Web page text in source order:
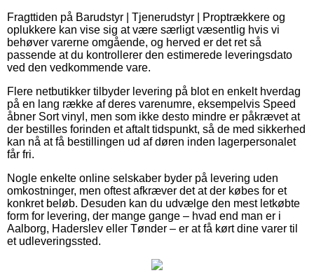
Fragttiden på Barudstyr | Tjenerudstyr | Proptrækkere og
oplukkere kan vise sig at være særligt væsentlig hvis vi
behøver varerne omgående, og herved er det ret så
passende at du kontrollerer den estimerede leveringsdato
ved den vedkommende vare.
Flere netbutikker tilbyder levering på blot en enkelt hverdag
på en lang række af deres varenumre, eksempelvis Speed
åbner Sort vinyl, men som ikke desto mindre er påkrævet at
der bestilles forinden et aftalt tidspunkt, så de med sikkerhed
kan nå at få bestillingen ud af døren inden lagerpersonalet
får fri.
Nogle enkelte online selskaber byder på levering uden
omkostninger, men oftest afkræver det at der købes for et
konkret beløb. Desuden kan du udvælge den mest letkøbte
form for levering, der mange gange – hvad end man er i
Aalborg, Haderslev eller Tønder – er at få kørt dine varer til
et udleveringssted.